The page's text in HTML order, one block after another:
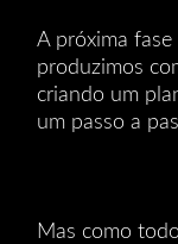
A próxima fase
produzimos
criando um
um passo a
Mas como